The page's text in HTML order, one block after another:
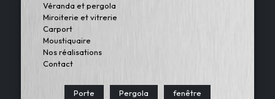
Véranda et pergola
Miroiterie et vitrerie
Carport
Moustiquaire
Nos réalisations
Contact
Porte Pergola
fenêtre